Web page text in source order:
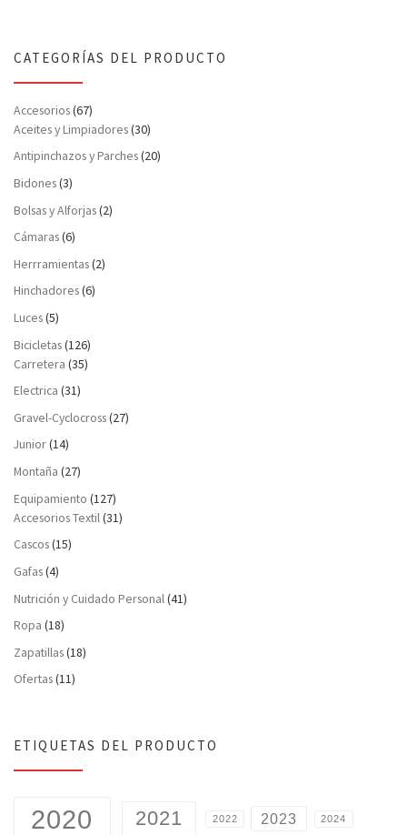
CATEGORÍAS DEL PRODUCTO
Accesorios(67)
Aceites y Limpiadores(30)
Antipinchazos y Parches(20)
Bidones(3)
Bolsas y Alforjas(2)
Cámaras(6)
Herrramientas(2)
Hinchadores(6)
Luces(5)
Bicicletas(126)
Carretera (35)
Electrica (31)
Gravel-Cyclocross(27)
Junior(14)
Montaña (27)
Equipamiento (127)
Accesorios Textil(31)
Cascos(15)
Gafas(4)
Nutrición y Cuidado Personal (41)
Ropa (18)
Zapatillas(18)
Ofertas(11)
ETIQUETAS DEL PRODUCTO
2020 2021 2022 2023 2024